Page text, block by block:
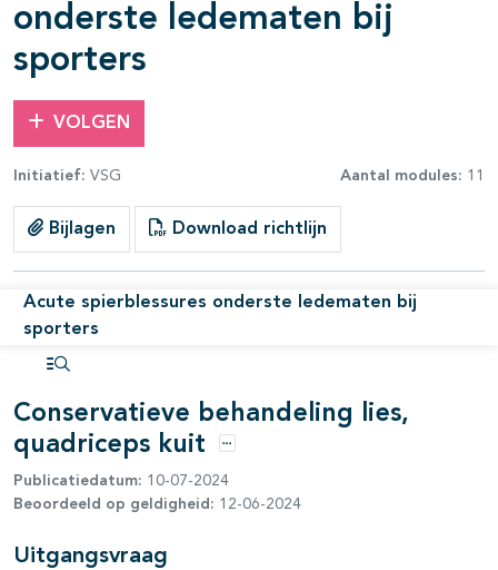
onderste ledematen bij
sporters
VOLGEN
Initiatief: VSG Aantal modules: 11
Bijlagen Download richtlijn
Acute spierblessures onderste ledematen bij
sporters
Conservatieve behandeling lies,
quadriceps kuit
Opties
Publicatiedatum: 10-07-2024
Beoordeeld op geldigheid: 12-06-2024
Uitgangsvraag